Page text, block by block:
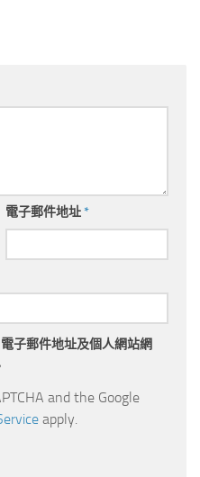
電子郵件地址*
子郵件地址及個人網站網
and the Google
apply.